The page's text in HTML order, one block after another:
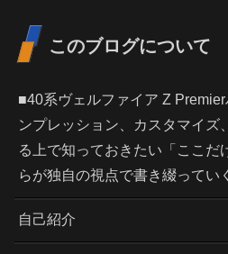
このブログについて
■40系ヴェルファイア Z
ンプレッション、カスタマイズ
る上で知っておきたい「ここだ
らが独自の視点で書き綴ってい
自己紹介